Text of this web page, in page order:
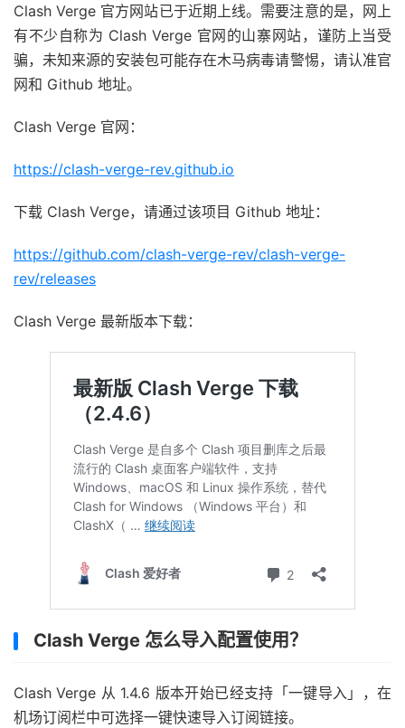
Clash Verge 官方网站已于近期上线。需要注意的是，网上
有不少自称为 Clash Verge 官网的山寨网站，谨防上当受
骗，未知来源的安装包可能存在木马病毒请警惕，请认准官
网和 Github 地址。
Clash Verge 官网：
https://clash-verge-rev.github.io
下载 Clash Verge，请通过该项目 Github 地址：
https://github.com/clash-verge-rev/clash-verge-
rev/releases
Clash Verge 最新版本下载：
Clash Verge 怎么导入配置使用？
Clash Verge 从 1.4.6 版本开始已经支持「一键导入」，在
机场订阅栏中可选择一键快速导入订阅链接。